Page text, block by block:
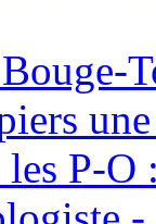
les P-